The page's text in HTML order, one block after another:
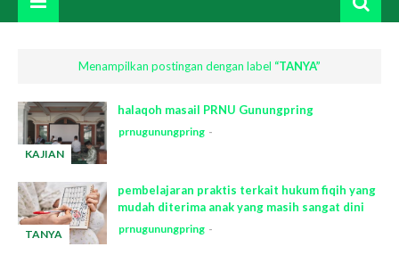
Menampilkan postingan dengan label TANYA
KAJIAN
halaqoh masail PRNU Gunungpring
prnugunungpring
TANYA
pembelajaran praktis terkait hukum fiqih yang
mudah diterima anak yang masih sangat dini
prnugunungpring